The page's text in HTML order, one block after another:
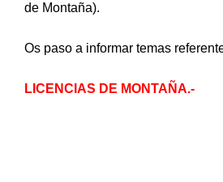
de Montaña).
Os paso a informar temas
LICENCIAS DE MONTAÑA.-